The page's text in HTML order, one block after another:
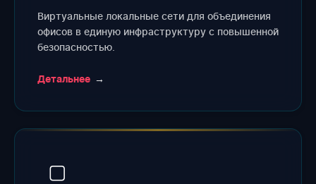
Виртуальные локальные сети для объединения
офисов в единую инфраструктуру с повышенной
безопасностью.
Детальнее →
▢